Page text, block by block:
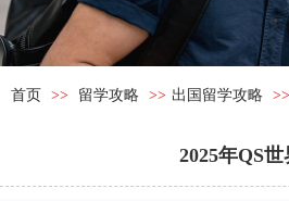
首页 >> 留学攻略 >> 出国留学攻略 >>
2025年QS